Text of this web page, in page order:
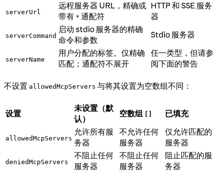
serverUrl
远程服务器 URL，精确或
带有 * 通配符
HTTP 和 SSE 服务
器
serverCommand
启动 stdio 服务器的精确
命令和参数
Stdio 服务器
serverName
用户分配的标签。仅精确
匹配；通配符不展开
任一类型，但请参
阅下面的警告
不设置 allowedMcpServers 与将其设置为空数组不同：
设置
未设置（默
认）
空数组 已填充
allowedMcpServers
允许所有服
务器
不允许任何
服务器
仅允许匹配的
服务器
deniedMcpServers
不阻止任何
服务器
不阻止任何
服务器
阻止匹配的服
务器